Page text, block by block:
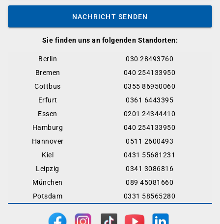
Sie finden uns an folgenden Standorten:
Berlin
030 28493760
Bremen
040 254133950
Cottbus
0355 86950060
Erfurt
0361 6443395
Essen
0201 24344410
Hamburg
040 254133950
Hannover
0511 2600493
Kiel
0431 55681231
Leipzig
0341 3086816
München
089 45081660
Potsdam
0331 58565280
NACHRICHT SENDEN